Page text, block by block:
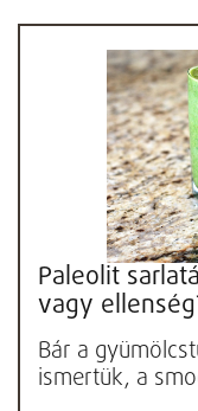
Paleolit
vagy
Bár a
ismertük, a